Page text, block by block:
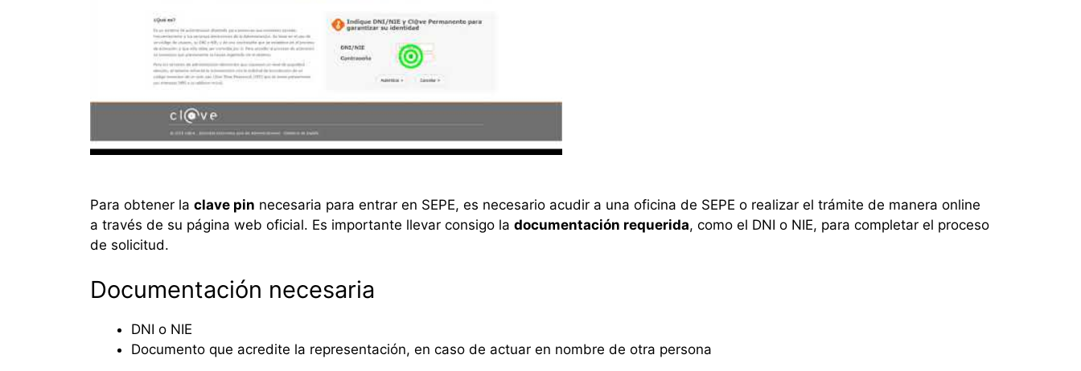
Para obtener la clave pin necesaria para entrar en SEPE, es necesario acudir a una oficina de SEPE o realizar el trámite de manera online
a través de su página web oficial. Es importante llevar consigo la documentación requerida, como el DNI o NIE, para completar el proceso
de solicitud.
Documentación necesaria
DNI o NIE
Documento que acredite la representación, en caso de actuar en nombre de otra persona